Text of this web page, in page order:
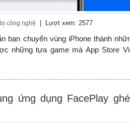
công nghệ | Lượt xem: 2577
bạn chuyển vùng iPhone thành
những tựa game mà App Store
ứng dụng FacePlay